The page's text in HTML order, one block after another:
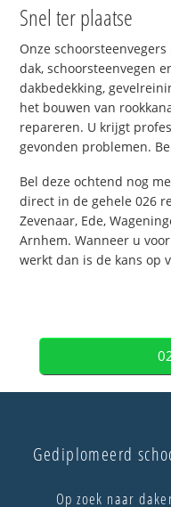
Snel ter plaatse
Onze
dak, schoorsteenvegen
dakbedekking,
het bouwen van
repareren. U krijgt
gevonden problemen.
Bel deze ochtend nog
direct in de gehele 026
Zevenaar, Ede,
Arnhem. Wanneer u
werkt dan is de kans op
Gediplomeerd
Op zoek naar